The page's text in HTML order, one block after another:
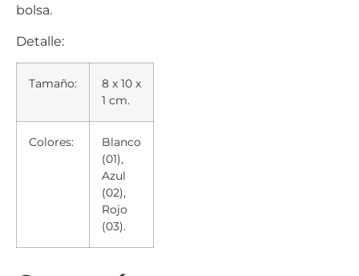
bolsa.
Detalle:
Tamaño:
8 x 10 x
1 cm.
Colores:
Blanco
(01),
Azul
(02),
Rojo
(03).